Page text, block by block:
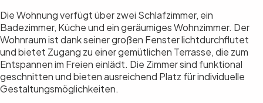
Die Wohnung verfügt über zwei Schlafzimmer, ein
Badezimmer, Küche und ein geräumiges Wohnzimmer. Der
Wohnraum ist dank seiner großen Fenster lichtdurchflutet
und bietet Zugang zu einer gemütlichen Terrasse, die zum
Entspannen im Freien einlädt. Die Zimmer sind funktional
geschnitten und bieten ausreichend Platz für individuelle
Gestaltungsmöglichkeiten.